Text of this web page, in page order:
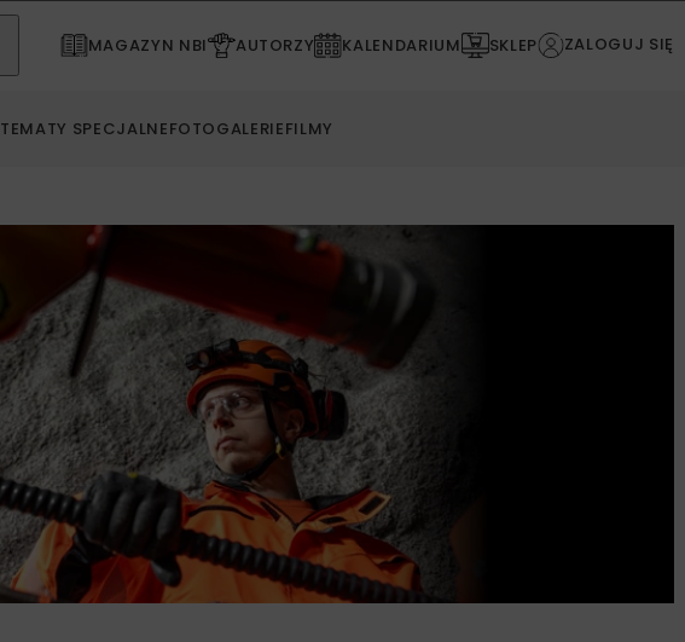
MAGAZYN NBI AUTORZY KALENDARIUM SKLEP ZALOGUJ SIĘ
TEMATY SPECJALNEFOTOGALERIEFILMY